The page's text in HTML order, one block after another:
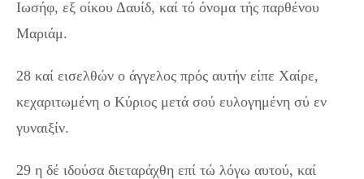
Ιωσήφ, εξ οίκου Δαυίδ, καί τό όνομα τής παρθένου
Μαριάμ.
28 καί εισελθών ο άγγελος πρός αυτήν είπε Χαίρε,
κεχαριτωμένη ο Κύριος μετά σού ευλογημένη σύ εν
γυναιξίν.
29 η δέ ιδούσα διεταράχθη επί τώ λόγω αυτού, καί